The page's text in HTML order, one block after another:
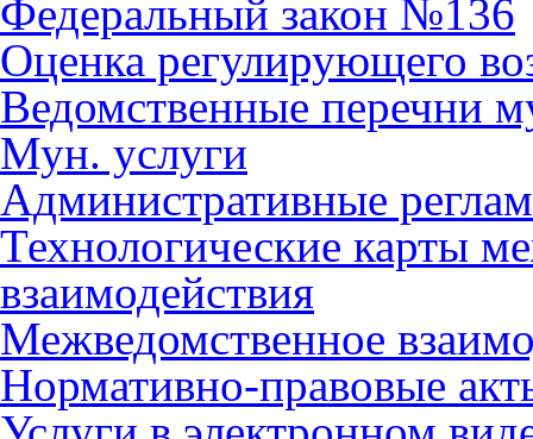
Федеральный закон №136
Оценка регулирующего
Ведомственные перечни
Мун. услуги
Административные
Технологические карты
взаимодействия
Межведомственное
Нормативно-правовые